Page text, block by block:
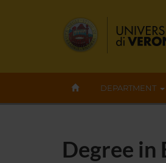
DEPARTMENT
Degree in